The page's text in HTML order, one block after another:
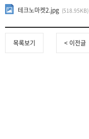
(518.95KB)
테크노마켓2.jpg
목록보기 < 이전글